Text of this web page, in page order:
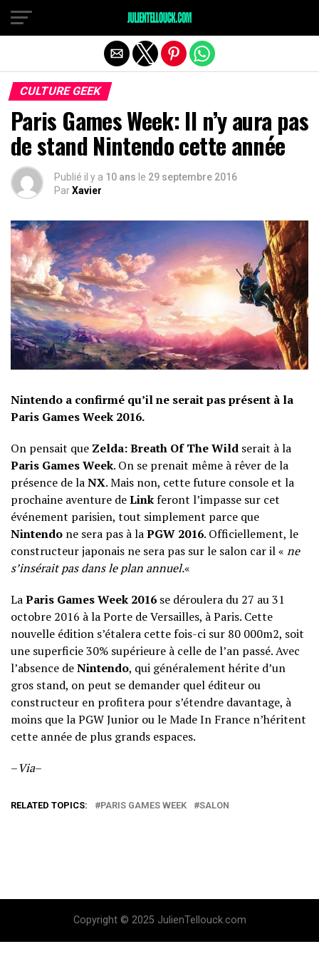
CULTURE GEEK
Paris Games Week: Il n’y aura pas
de stand Nintendo cette année
Publié il y a 10 ans le 29 septembre 2016
ParXavier
Nintendo a confirmé qu’il ne serait pas présent à la
Paris Games Week 2016.
On pensait que Zelda: Breath Of The Wild serait à la
Paris Games Week. On se prenait même à rêver de la
présence de laNX. Mais non, cette future console et la
prochaine aventure deLinkferont l’impasse sur cet
événement parisien, tout simplement parce que
Nintendo ne sera pas à laPGW 2016. Officiellement, le
constructeur japonais ne sera pas sur le salon car il « ne
s’insérait pas dans le plan annuel.«
LaParis Games Week 2016 se déroulera du 27 au 31
octobre 2016 à la Porte de Versailles, à Paris. Cette
nouvelle édition s’étalera cette fois-ci sur 80 000m2, soit
une superficie 30% supérieure à celle de l’an passé.Avec
l’absence deNintendo, qui généralement hérite d’un
gros stand, on peut se demander quel éditeur ou
constructeur en profitera pour s’étendre davantage, à
moins que la PGW Junior ou le Made In France n’héritent
cette année de plus grands espaces.
–Via–
RELATED TOPICS: PARIS GAMES WEEK SALON
Copyright © 2025 JulienTellouck.com